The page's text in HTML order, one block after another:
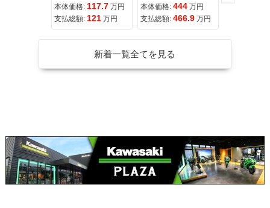
本体価格: 117.7 万円
支払総額: 121 万円
本体価格: 444 万円
支払総額: 466.9 万円
新着一覧全てを見る